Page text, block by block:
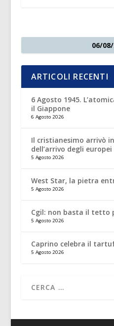
06/
ARTICOLI RECENTI
6 Agosto 1945.
il Giappone
6 Agosto 2026
Il cristianesimo arrivò
dell’arrivo degli europei
5 Agosto 2026
West Star, la pietra
5 Agosto 2026
Cgil: non basta il tetto
5 Agosto 2026
Caprino celebra il
5 Agosto 2026